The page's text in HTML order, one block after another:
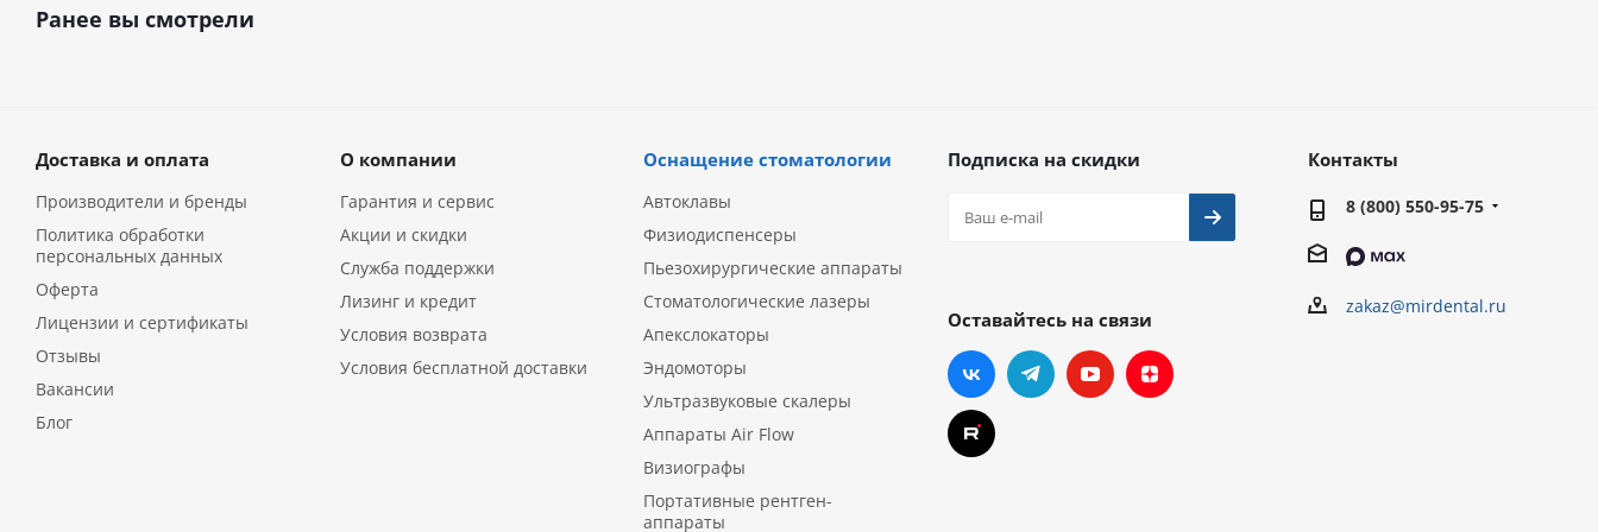
Ранее вы смотрели
Доставка и оплата
Производители и бренды
Политика обработки
персональных данных
Оферта
Лицензии и сертификаты
Отзывы
Вакансии
Блог
О компании
Гарантия и сервис
Акции и скидки
Служба поддержки
Лизинг и кредит
Условия возврата
Условия бесплатной доставки
Оснащение стоматологии
Автоклавы
Физиодиспенсеры
Пьезохирургические аппараты
Стоматологические лазеры
Апекслокаторы
Эндомоторы
Ультразвуковые скалеры
Аппараты Air Flow
Визиографы
Портативные рентген-
аппараты
Подписка на скидки
Оставайтесь на связи
Контакты
8 (800) 550-95-75
zakaz@mirdental.ru